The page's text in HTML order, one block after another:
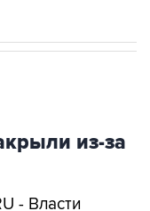
из-за
- Власти